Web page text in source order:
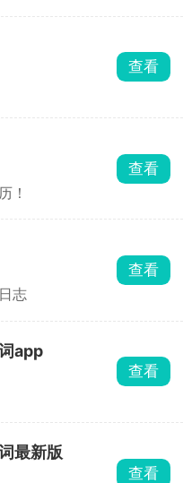
查看
！
查看
志
查看
app
查看
最新版
查看